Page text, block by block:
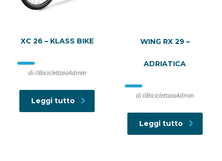
XC 26 – KLASS BIKE
di IlBiciclettaioAdmin
Leggi tutto
WING RX 29 –
ADRIATICA
di IlBiciclettaioAdmin
Leggi tutto